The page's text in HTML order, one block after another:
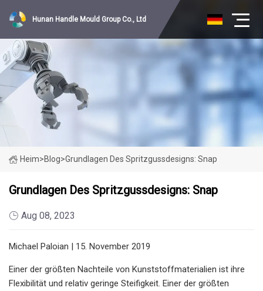
Hunan Handle Mould Group Co., Ltd
Heim>Blog>Grundlagen Des Spritzgussdesigns: Snap
Grundlagen Des Spritzgussdesigns: Snap
Aug 08, 2023
Michael Paloian | 15. November 2019
Einer der größten Nachteile von Kunststoffmaterialien ist ihre
Flexibilität und relativ geringe Steifigkeit. Einer der größten